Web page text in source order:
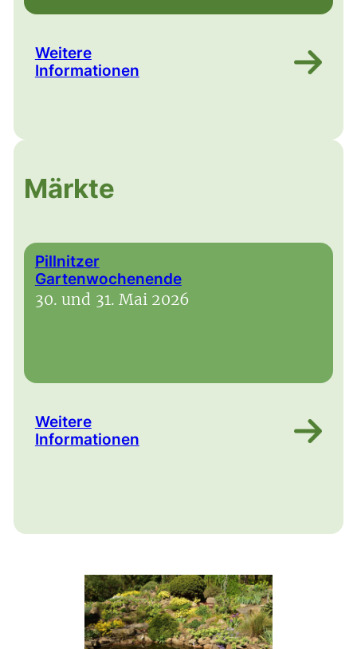
Weitere
Informationen
Märkte
Pillnitzer
Gartenwochenende
30. und 31. Mai 2026
Weitere
Informationen